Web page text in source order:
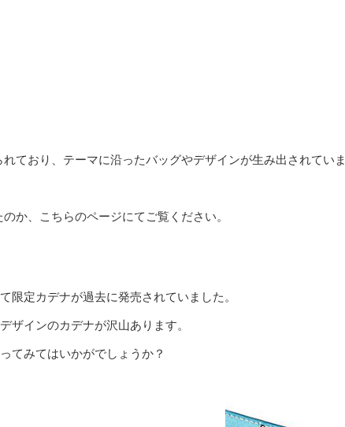
ており、テーマに沿ったバッグやデザインが生み出されていま
か、こちらのページにてご覧ください。
限定カデナが過去に発売されていました。
ザインのカデナが沢山あります。
てみてはいかがでしょうか？